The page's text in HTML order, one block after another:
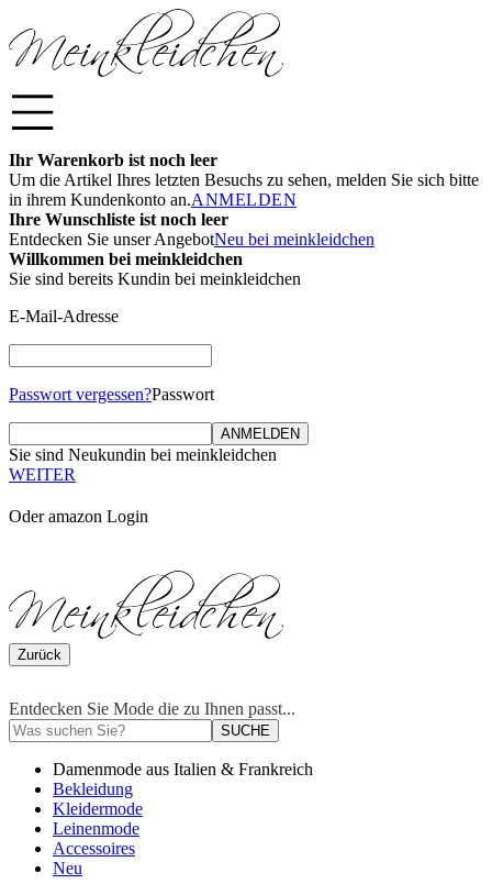
Ihr Warenkorb ist noch leer
Um die Artikel Ihres letzten Besuchs zu sehen, melden Sie sich bitte
in ihrem Kundenkonto an.ANMELDEN
Ihre Wunschliste ist noch leer
Entdecken Sie unser AngebotNeu bei meinkleidchen
Willkommen bei meinkleidchen
Sie sind bereits Kundin bei meinkleidchen
E-Mail-Adresse
Passwort vergessen?Passwort
ANMELDEN
Sie sind Neukundin bei meinkleidchen
WEITER
Oder amazon Login
Zurück
Entdecken Sie Mode die zu Ihnen passt...
SUCHE
Damenmode aus Italien & Frankreich
Bekleidung
Kleidermode
Leinenmode
Accessoires
Neu